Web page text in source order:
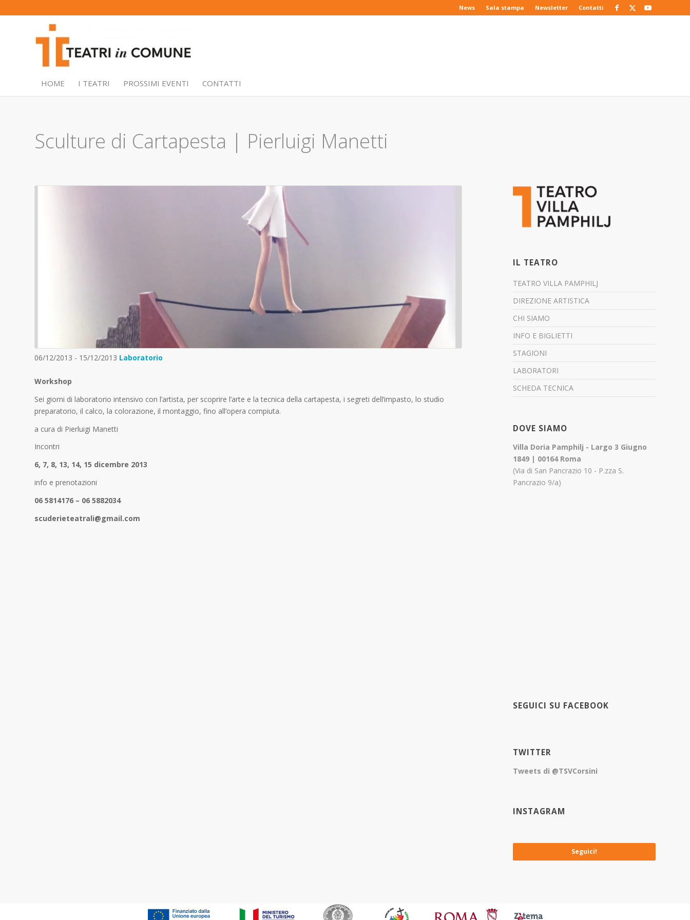
News Sala stampa Newsletter Contatti
HOME I TEATRI PROSSIMI EVENTI CONTATTI
Sculture di Cartapesta | Pierluigi Manetti
06/12/2013 - 15/12/2013 Laboratorio
Workshop
Sei giorni di laboratorio intensivo con l’artista, per scoprire l’arte e la tecnica della cartapesta, i segreti dell’impasto, lo studio
preparatorio, il calco, la colorazione, il montaggio, fino all’opera compiuta.
a cura di Pierluigi Manetti
Incontri
6, 7, 8, 13, 14, 15 dicembre 2013
info e prenotazioni
06 5814176 – 06 5882034
scuderieteatrali@gmail.com
IL TEATRO
TEATRO VILLA PAMPHILJ
DIREZIONE ARTISTICA
CHI SIAMO
INFO E BIGLIETTI
STAGIONI
LABORATORI
SCHEDA TECNICA
DOVE SIAMO
Villa Doria Pamphilj - Largo 3 Giugno
1849 | 00164 Roma
(Via di San Pancrazio 10 - P.zza S.
Pancrazio 9/a)
SEGUICI SU FACEBOOK
TWITTER
Tweets di @TSVCorsini
INSTAGRAM
Seguici!